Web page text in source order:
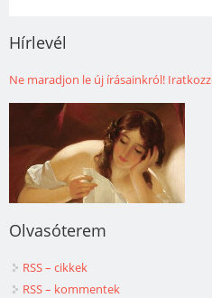
Hírlevél
Ne maradjon le új írásainkról!
Olvasóterem
RSS – cikkek
RSS – kommentek